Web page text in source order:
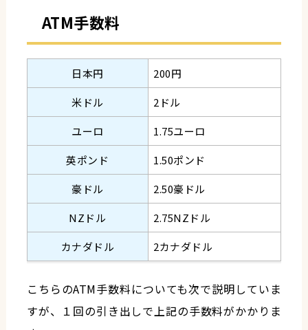
ATM手数料
日本円
200円
米ドル
2ドル
ユーロ
1.75ユーロ
英ポンド
1.50ポンド
豪ドル
2.50豪ドル
NZドル
2.75NZドル
カナダドル
2カナダドル
こちらのATM手数料についても次で説明していま
すが、１回の引き出しで上記の手数料がかかりま